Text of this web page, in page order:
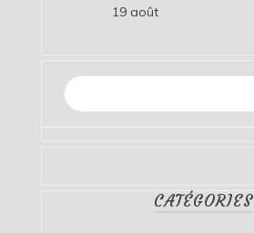
19 août
CATÉGORIES